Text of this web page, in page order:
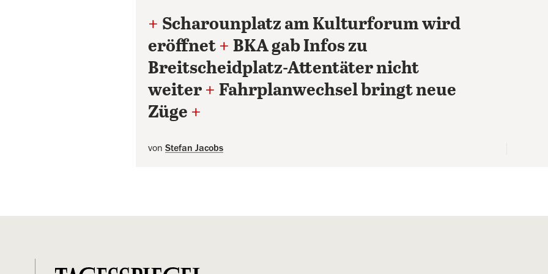
+ Scharounplatz am Kulturforum wird
eröffnet + BKA gab Infos zu
Breitscheidplatz-Attentäter nicht
weiter + Fahrplanwechsel bringt neue
Züge +
von Stefan Jacobs